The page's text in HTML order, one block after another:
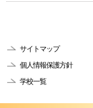
サイトマップ
個人情報保護方針
学校一覧